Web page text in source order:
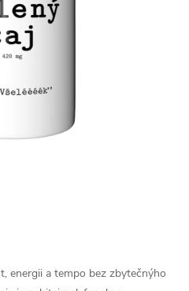
energii a tempo bez zbytečnýho